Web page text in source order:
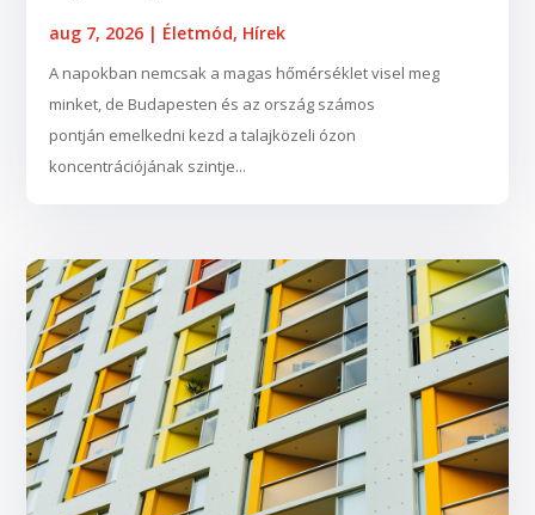
aug 7, 2026 | Életmód, Hírek
A napokban nemcsak a magas hőmérséklet visel meg
minket, de Budapesten és az ország számos
pontján emelkedni kezd a talajközeli ózon
koncentrációjának szintje...